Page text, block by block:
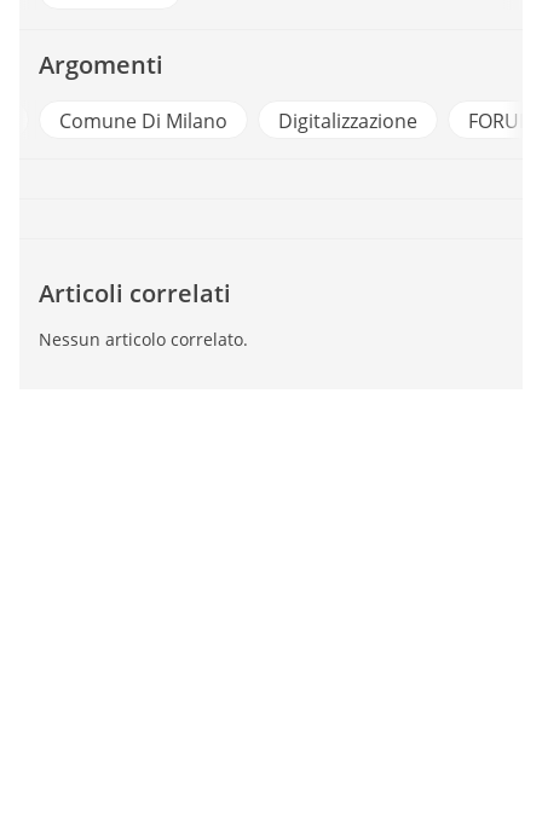
Argomenti
Comune Di Milano Digitalizzazione FORUM
Articoli correlati
Nessun articolo correlato.